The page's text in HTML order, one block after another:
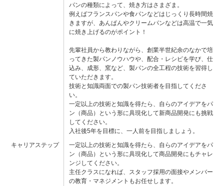
パンの種類によって、焼き方はさまざま。
例えばフランスパンや食パンなどはじっくり長時間焼
きますが、あんぱんやクリームパンなどは高温で一気
に焼き上げるのがポイント！
先輩社員から教わりながら、創業半世紀余のなかで培
ってきた製パンノウハウや、配合・レシピを学び、仕
込み、成形、窯など、製パンの全工程の技術を習得し
ていただきます。
技術と知識両面での製パン技術者を目指してくださ
い。
一定以上の技術と知識を得たら、自らのアイデアをパ
ン（商品）という形に具現化して新商品開発にも挑戦
してください。
入社後5年を目標に、一人前を目指しましょう。
キャリアステップ
一定以上の技術と知識を得たら、自らのアイデアをパ
ン（商品）という形に具現化して商品開発にもチャレ
ンジしてください。
主任クラスになれば、スタッフ採用の面接やメンバー
の教育・マネジメントもお任せします。